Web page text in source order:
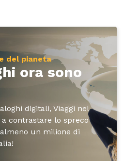
del pianeta
ora sono
digitali, Viaggi nel
contrastare lo spreco
un milione di